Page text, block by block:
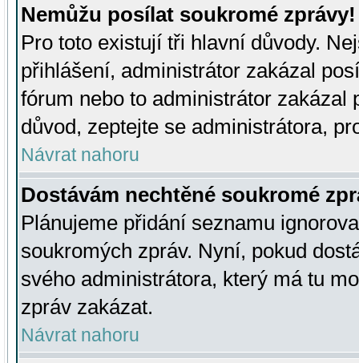
Nemůžu posílat soukromé zprávy!
Pro toto existují tři hlavní důvody.
přihlášení, administrátor zakázal
fórum nebo to administrátor zakázal
důvod, zeptejte se administrátora,
Návrat nahoru
Dostávám nechtěné soukromé
Plánujeme přidání seznamu
soukromých zpráv. Nyní, pokud
svého administrátora, který má tu
zpráv zakázat.
Návrat nahoru